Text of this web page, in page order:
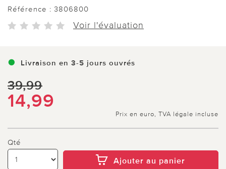
Référence : 3806800
Voir l'évaluation
Livraison en 3-5 jours ouvrés
39,99
14,99
Prix en euro, TVA légale incluse
Qté
Ajouter au panier